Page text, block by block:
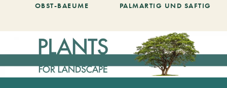
OBST-BAEUME PALMARTIG UND SAFTIG